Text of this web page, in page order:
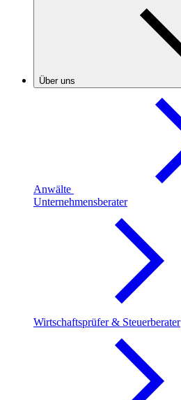
Über uns
Anwälte
Unternehmensberater
Wirtschaftsprüfer & Steuerberater